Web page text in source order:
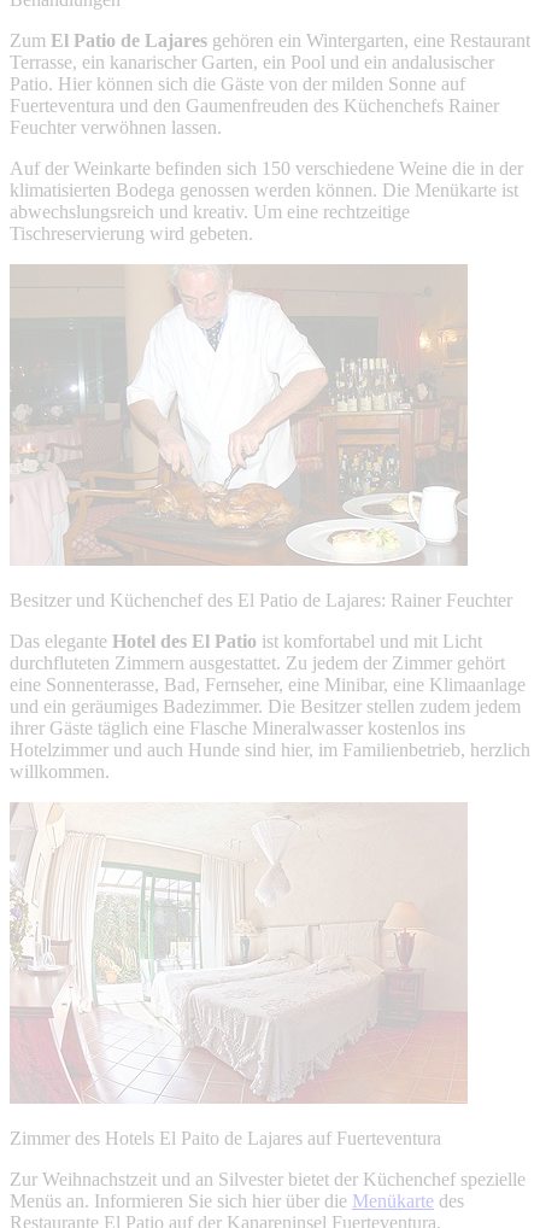
Zum El Patio de Lajares gehören ein Wintergarten, eine Restaurant
Terrasse, ein kanarischer Garten, ein Pool und ein andalusischer
Patio. Hier können sich die Gäste von der milden Sonne auf
Fuerteventura und den Gaumenfreuden des Küchenchefs Rainer
Feuchter verwöhnen lassen.
Auf der Weinkarte befinden sich 150 verschiedene Weine die in der
klimatisierten Bodega genossen werden können. Die Menükarte ist
abwechslungsreich und kreativ. Um eine rechtzeitige
Tischreservierung wird gebeten.
Besitzer und Küchenchef des El Patio de Lajares: Rainer Feuchter
Das elegante Hotel des El Patio ist komfortabel und mit Licht
durchfluteten Zimmern ausgestattet. Zu jedem der Zimmer gehört
eine Sonnenterasse, Bad, Fernseher, eine Minibar, eine Klimaanlage
und ein geräumiges Badezimmer. Die Besitzer stellen zudem jedem
ihrer Gäste täglich eine Flasche Mineralwasser kostenlos ins
Hotelzimmer und auch Hunde sind hier, im Familienbetrieb, herzlich
willkommen.
Zimmer des Hotels El Paito de Lajares auf Fuerteventura
Zur Weihnachstzeit und an Silvester bietet der Küchenchef spezielle
Menüs an. Informieren Sie sich hier über die Menükarte des
Restaurante El Patio auf der Kanareninsel Fuerteventura.